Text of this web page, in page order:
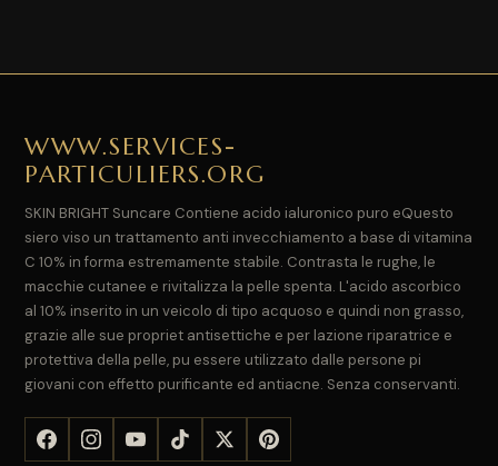
WWW.SERVICES-
PARTICULIERS.ORG
SKIN BRIGHT Suncare Contiene acido ialuronico puro eQuesto
siero viso un trattamento anti invecchiamento a base di vitamina
C 10% in forma estremamente stabile. Contrasta le rughe, le
macchie cutanee e rivitalizza la pelle spenta. L'acido ascorbico
al 10% inserito in un veicolo di tipo acquoso e quindi non grasso,
grazie alle sue propriet antisettiche e per lazione riparatrice e
protettiva della pelle, pu essere utilizzato dalle persone pi
giovani con effetto purificante ed antiacne. Senza conservanti.